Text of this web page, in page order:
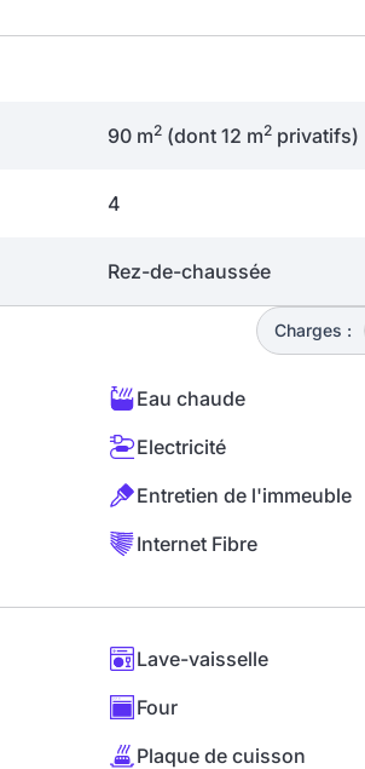
90 m2 (dont 12 m2 privatifs)
4
Rez-de-chaussée
Charges :
Eau chaude
Electricité
Entretien de l'immeuble
Internet Fibre
Lave-vaisselle
Four
Plaque de cuisson